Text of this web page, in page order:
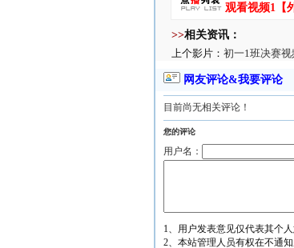
观看视频1【
>>相关资讯：
上个影片： 初一1班决赛
网友评论&我要评论
目前尚无相关评论！
您的评论
用户名：
1、用户发表意见仅代表其个
2、本站管理人员有权在不通